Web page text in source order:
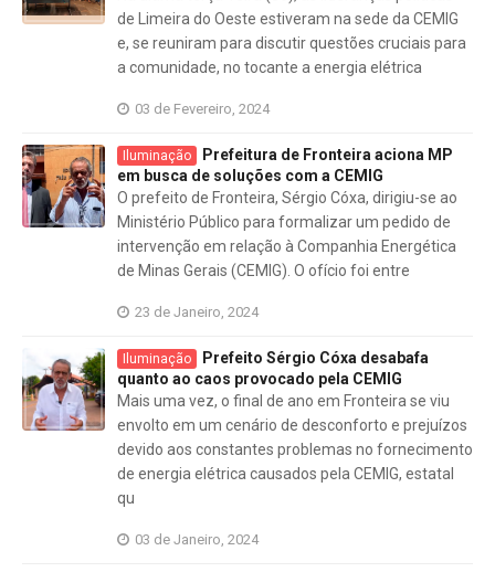
de Limeira do Oeste estiveram na sede da CEMIG
e, se reuniram para discutir questões cruciais para
a comunidade, no tocante a energia elétrica
03 de Fevereiro, 2024
Iluminação
Prefeitura de Fronteira aciona MP
em busca de soluções com a CEMIG
O prefeito de Fronteira, Sérgio Cóxa, dirigiu-se ao
Ministério Público para formalizar um pedido de
intervenção em relação à Companhia Energética
de Minas Gerais (CEMIG). O ofício foi entre
23 de Janeiro, 2024
Iluminação
Prefeito Sérgio Cóxa desabafa
quanto ao caos provocado pela CEMIG
Mais uma vez, o final de ano em Fronteira se viu
envolto em um cenário de desconforto e prejuízos
devido aos constantes problemas no fornecimento
de energia elétrica causados pela CEMIG, estatal
qu
03 de Janeiro, 2024